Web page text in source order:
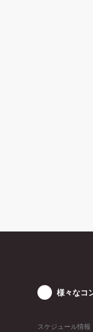
様々なコ
スケジュール情報